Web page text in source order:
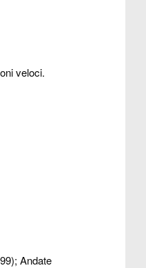
veloci.
Andate